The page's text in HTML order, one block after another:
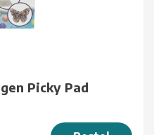
Picky Pad